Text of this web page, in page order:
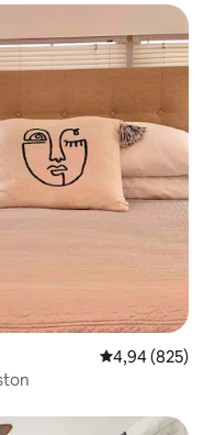
plus aimés
Note
4,94 (825)